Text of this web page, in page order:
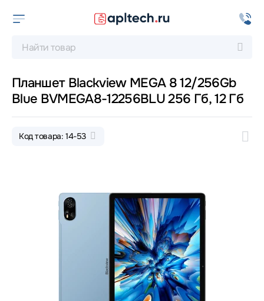
Планшет Blackview MEGA 8 12/256Gb
Blue BVMEGA8-12256BLU 256 Гб, 12 Гб
Код товара: 14-53